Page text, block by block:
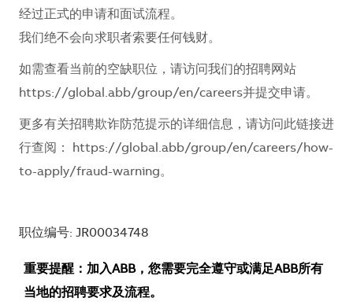
经过正式的申请和面试流程。
我们绝不会向求职者索要任何钱财。
如需查看当前的空缺职位，请访问我们的招聘网站
https://global.abb/group/en/careers并提交申请。
更多有关招聘欺诈防范提示的详细信息，请访问此链接进
行查阅：
https://global.abb/group/en/careers/how-
to-apply/fraud-warning。
职位编号: JR00034748
重要提醒：加入ABB，您需要完全遵守或满足ABB所有
当地的招聘要求及流程。